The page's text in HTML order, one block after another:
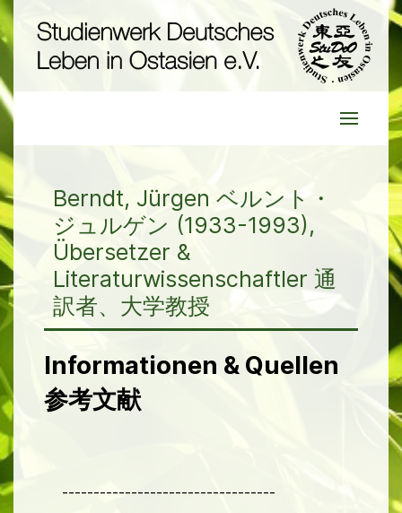
Berndt, Jürgen ベルント・
ジュルゲン (1933-1993),
Übersetzer &
Literaturwissenschaftler 通
訳者、大学教授
Informationen & Quellen
参考文献
----------------------------------